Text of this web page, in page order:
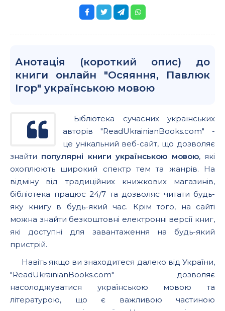
Анотація (короткий опис) до
книги онлайн "Осяяння, Павлюк
Ігор" українською мовою
Бібліотека сучасних українських
авторів "ReadUkrainianBooks.com" -
це унікальний веб-сайт, що дозволяє
знайти популярні книги українською мовою, які
охоплюють широкий спектр тем та жанрів. На
відміну від традиційних книжкових магазинів,
бібліотека працює 24/7 та дозволяє читати будь-
яку книгу в будь-який час. Крім того, на сайті
можна знайти безкоштовні електронні версії книг,
які доступні для завантаження на будь-який
пристрій.
Навіть якщо ви знаходитеся далеко від України,
"ReadUkrainianBooks.com" дозволяє
насолоджуватися українською мовою та
літературою, що є важливою частиною